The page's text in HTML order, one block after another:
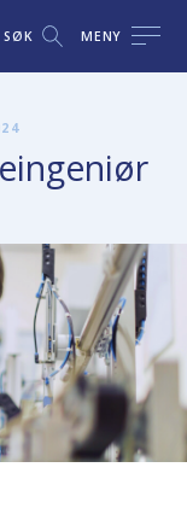
SØK MENY